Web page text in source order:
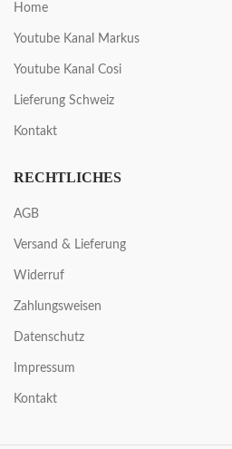
Home
Youtube Kanal Markus
Youtube Kanal Cosi
Lieferung Schweiz
Kontakt
RECHTLICHES
AGB
Versand & Lieferung
Widerruf
Zahlungsweisen
Datenschutz
Impressum
Kontakt